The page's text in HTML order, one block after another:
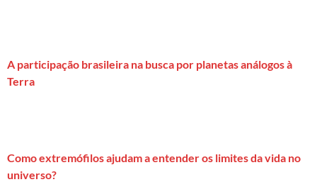
A participação brasileira na busca por planetas análogos à
Terra
Como extremófilos ajudam a entender os limites da vida no
universo?